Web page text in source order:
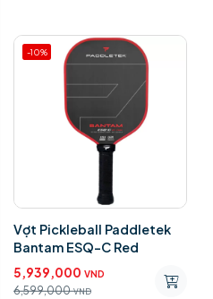
-10%
Vợt Pickleball Paddletek
Bantam ESQ-C Red
5,939,000 VND
6,599,000 VND